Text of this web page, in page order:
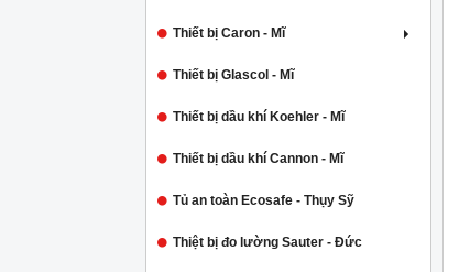
Thiết bị Caron - Mĩ
Thiết bị Glascol - Mĩ
Thiết bị dầu khí Koehler - Mĩ
Thiết bị dầu khí Cannon - Mĩ
Tủ an toàn Ecosafe - Thụy Sỹ
Thiệt bị đo lường Sauter - Đức